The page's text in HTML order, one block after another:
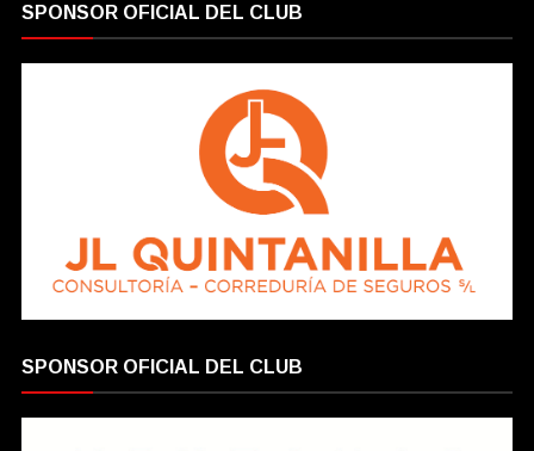
SPONSOR OFICIAL DEL CLUB
SPONSOR OFICIAL DEL CLUB